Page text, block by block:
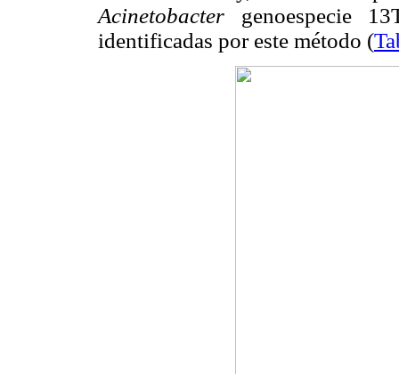
Acinetobacter genoespecie
identificadas por este método (